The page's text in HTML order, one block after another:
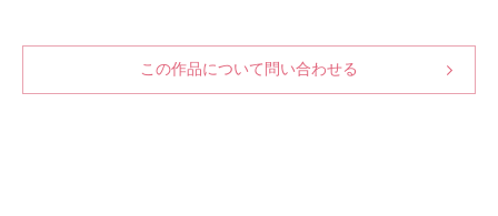
この作品について問い合わせる